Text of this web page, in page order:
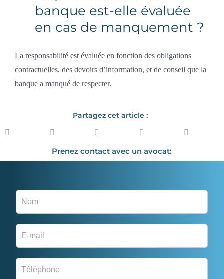
banque est-elle évaluée
en cas de manquement ?
La responsabilité est évaluée en fonction des obligations
contractuelles, des devoirs d’information, et de conseil que la
banque a manqué de respecter.
Partagez cet article :
Prenez contact avec un avocat: